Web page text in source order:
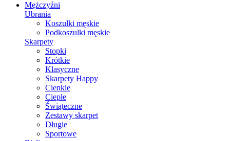
Mężczyźni
Ubrania
Koszulki męskie
Podkoszulki męskie
Skarpety
Stopki
Krótkie
Klasyczne
Skarpety Happy
Cienkie
Ciepłe
Świąteczne
Zestawy skarpet
Długie
Sportowe